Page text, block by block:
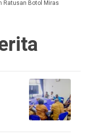
Ratusan Botol Miras